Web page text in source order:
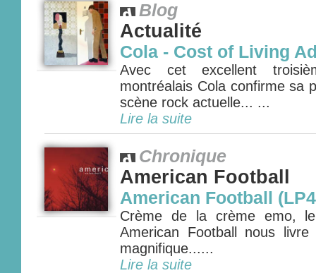
Blog
Actualité
Cola - Cost of Living
Avec cet excellent
montréalais Cola confirme sa
scène rock actuelle... ...
Lire la suite
Chronique
American Football
American Football
Crème de la crème emo,
American Football nous
magnifique......
Lire la suite